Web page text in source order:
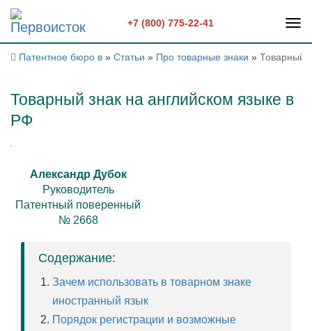
+7 (800) 775-22-41
Патентное бюро в » Статьи » Про товарные знаки » Товарный
Товарный знак на английском языке в
РФ
Александр Дубок
Руководитель
Патентный поверенный
№ 2668
Содержание:
Зачем использовать в товарном знаке
иностранный язык
Порядок регистрации и возможные